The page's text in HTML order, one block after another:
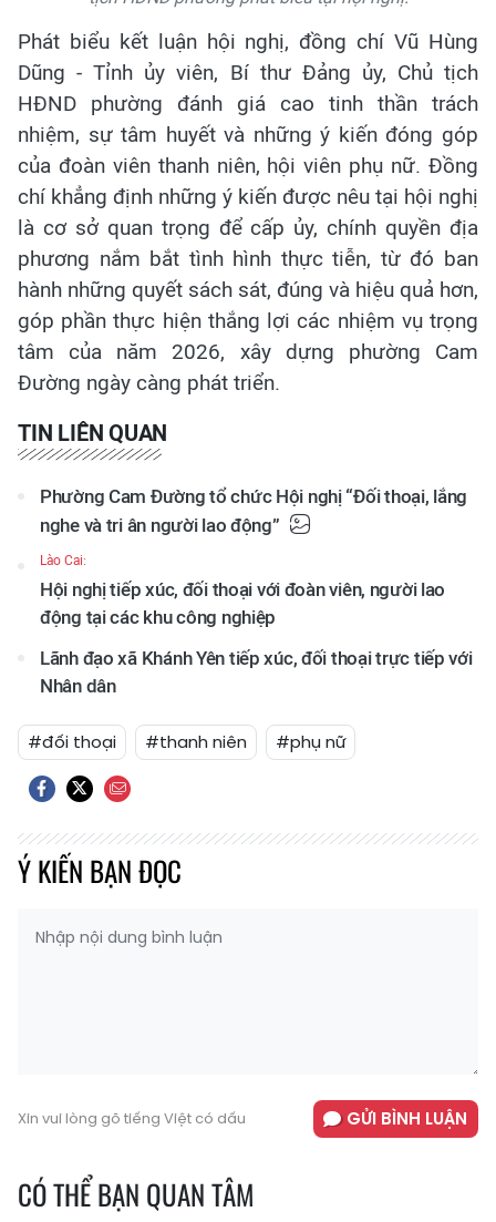
Phát biểu kết luận hội nghị, đồng chí Vũ Hùng
Dũng - Tỉnh ủy viên, Bí thư Đảng ủy, Chủ tịch
HĐND phường đánh giá cao tinh thần trách
nhiệm, sự tâm huyết và những ý kiến đóng góp
của đoàn viên thanh niên, hội viên phụ nữ. Đồng
chí khẳng định những ý kiến được nêu tại hội nghị
là cơ sở quan trọng để cấp ủy, chính quyền địa
phương nắm bắt tình hình thực tiễn, từ đó ban
hành những quyết sách sát, đúng và hiệu quả hơn,
góp phần thực hiện thắng lợi các nhiệm vụ trọng
tâm của năm 2026, xây dựng phường Cam
Đường ngày càng phát triển.
TIN LIÊN QUAN
Phường Cam Đường tổ chức Hội nghị “Đối thoại, lắng
nghe và tri ân người lao động”
Lào Cai:
Hội nghị tiếp xúc, đối thoại với đoàn viên, người lao
động tại các khu công nghiệp
Lãnh đạo xã Khánh Yên tiếp xúc, đối thoại trực tiếp với
Nhân dân
#đối thoại #thanh niên #phụ nữ
Ý KIẾN BẠN ĐỌC
Xin vui lòng gõ tiếng Việt có dấu GỬI BÌNH LUẬN
CÓ THỂ BẠN QUAN TÂM